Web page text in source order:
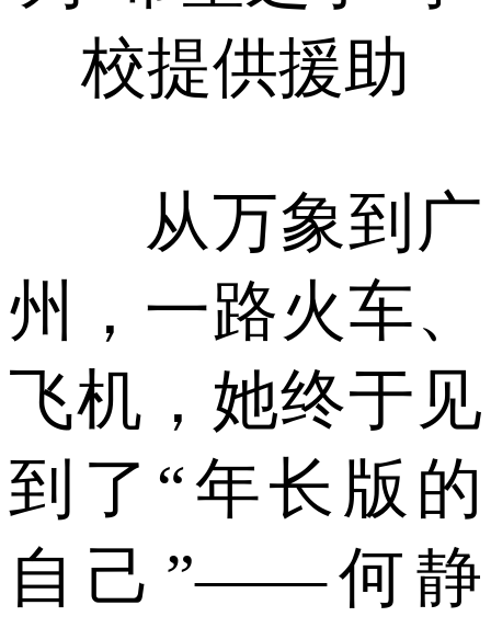
校提供援助
从万象到广
州，一路火车、
飞机，她终于见
到了“年长版的
自己”——何静